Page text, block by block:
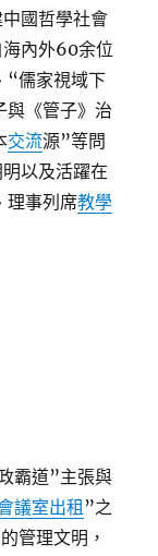
國哲學社會
內外60余位
“儒家視域下
與《管子》治
交流源”等問
以及活躍在
理事列席教學
霸道”主張與
議室出租 ”之
管理文明，